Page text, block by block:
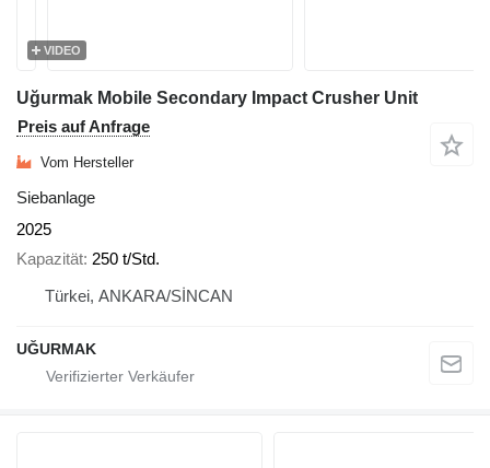
VIDEO
Uğurmak Mobile Secondary Impact Crusher Unit
Preis auf Anfrage
Vom Hersteller
Siebanlage
2025
Kapazität 250 t/Std.
Türkei, ANKARA/SİNCAN
UĞURMAK